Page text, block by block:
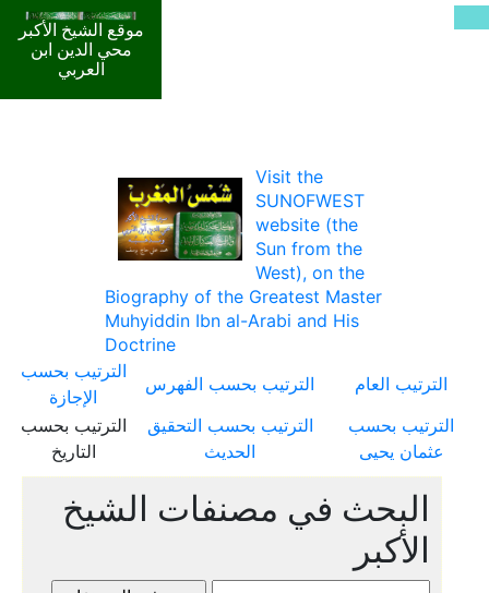
موقع الشيخ الأكبر
محي الدين ابن
العربي
Visit the
SUNOFWEST
website (the
Sun from the
West), on the
Biography of the Greatest Master
Muhyiddin Ibn al-Arabi and His
Doctrine
الترتيب العام
الترتيب بحسب الفهرس
الترتيب بحسب
الإجازة
الترتيب بحسب
عثمان يحيى
الترتيب بحسب التحقيق
الحديث
الترتيب بحسب
التاريخ
البحث في مصنفات الشيخ
الأكبر